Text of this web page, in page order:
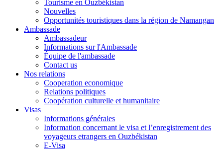
Tourisme en Ouzbékistan
Nouvelles
Opportunités touristiques dans la région de Namangan
Ambassade
Ambassadeur
Informations sur l'Ambassade
Équipe de l'ambassade
Contact us
Nos relations
Cooperation economique
Relations politiques
Coopération culturelle et humanitaire
Visas
Informations générales
Information concernant le visa et l’enregistrement des
voyageurs etrangers en Ouzbékistan
E-Visa